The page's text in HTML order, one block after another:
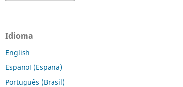
Idioma
English
Español (España)
Português (Brasil)